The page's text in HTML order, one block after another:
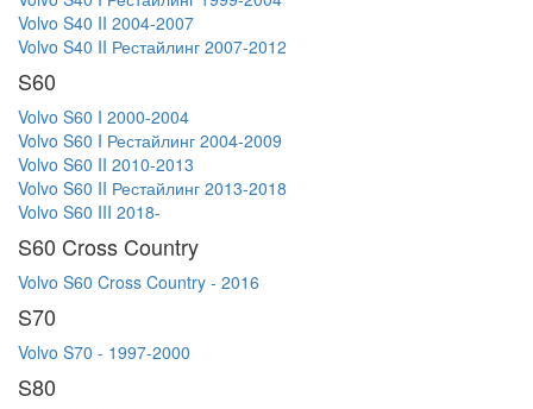
Volvo S40 II 2004-2007
Volvo S40 II Рестайлинг 2007-2012
S60
Volvo S60 I 2000-2004
Volvo S60 I Рестайлинг 2004-2009
Volvo S60 II 2010-2013
Volvo S60 II Рестайлинг 2013-2018
Volvo S60 III 2018-
S60 Cross Country
Volvo S60 Cross Country - 2016
S70
Volvo S70 - 1997-2000
S80